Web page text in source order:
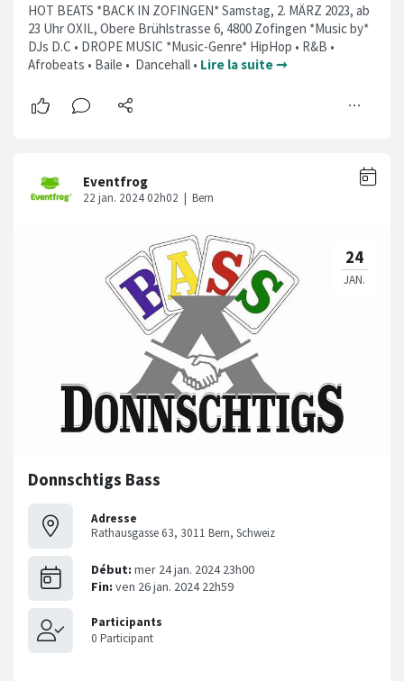
HOT BEATS *BACK IN ZOFINGEN* Samstag, 2. MÄRZ 2023, ab
23 Uhr OXIL, Obere Brühlstrasse 6, 4800 Zofingen *Music by*
DJs D.C • DROPE MUSIC *Music-Genre* HipHop • R&B •
Afrobeats • Baile • Dancehall • Lire la suite ➞
Donnschtigs Bass
Adresse
Rathausgasse 63, 3011 Bern, Schweiz